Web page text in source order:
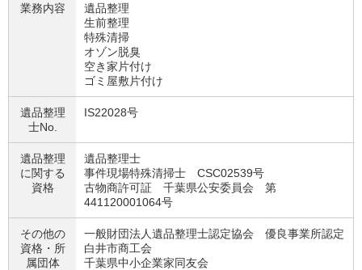
業務内容
遺品整理
生前整理
特殊清掃
オゾン脱臭
空き家片付け
ゴミ屋敷片付け
遺品整理
士No.
IS22028号
遺品整理
に関する
資格
遺品整理士
事件現場特殊清掃士 CSC02539号
古物商許可証 千葉県公安委員会 第
441120001064号
その他の
資格・ 所
属団体
一般財団法人遺品整理士認定協会 優良事業所認定
白井市商工会
千葉県中小企業家同友会